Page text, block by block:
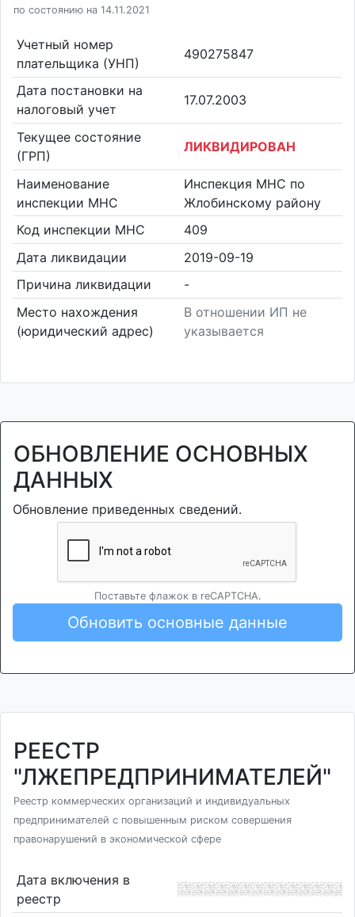
по состоянию на 14.11.2021
Учетный номер
плательщика (УНП)
490275847
Дата постановки на
налоговый учет
17.07.2003
Текущее состояние
(ГРП)
ЛИКВИДИРОВАН
Наименование
инспекции МНС
Инспекция МНС по
Жлобинскому району
Код инспекции МНС
409
Дата ликвидации
2019-09-19
Причина ликвидации
-
Место нахождения
(юридический адрес)
В отношении ИП не
указывается
ОБНОВЛЕНИЕ ОСНОВНЫХ
ДАННЫХ
Обновление приведенных сведений.
Поставьте флажок в reCAPTCHA.
Обновить основные данные
РЕЕСТР
"ЛЖЕПРЕДПРИНИМАТЕЛЕЙ"
Реестр коммерческих организаций и индивидуальных
предпринимателей с повышенным риском совершения
правонарушений в экономической сфере
Дата включения в
реестр